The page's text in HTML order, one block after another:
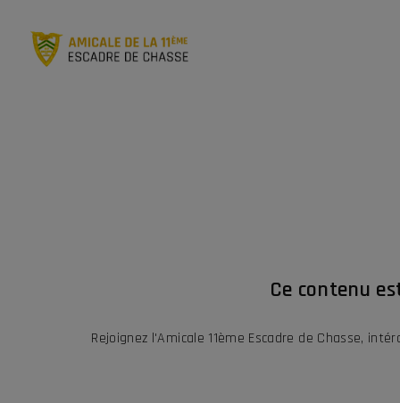
Ce contenu
Rejoignez l'Amicale 11ème Escadre de Chasse,